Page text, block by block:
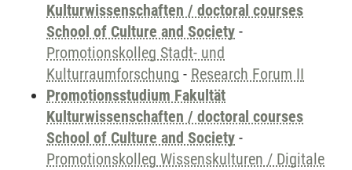
Kulturwissenschaften / doctoral courses
School of Culture and Society -
Promotionskolleg Stadt- und
Kulturraumforschung - Research Forum II
Promotionsstudium Fakultät
Kulturwissenschaften / doctoral courses
School of Culture and Society -
Promotionskolleg Wissenskulturen / Digitale